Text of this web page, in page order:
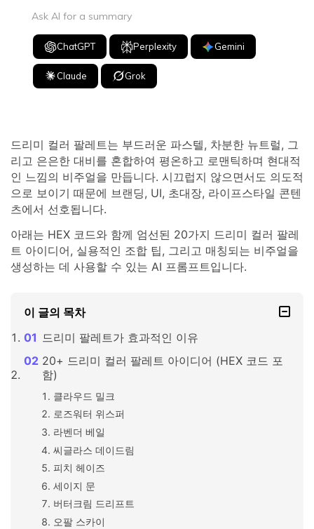
Ask AI for a summary
ChatGPT Perplexity Gemini
Claude Grok
드리미 컬러 팔레트는 부드러운 파스텔, 차분한 뉴트럴, 그
리고 은은한 대비를 혼합하여 평온하고 로맨틱하며 현대적
인 느낌의 비주얼을 만듭니다. 시끄럽지 않으면서도 의도적
으로 보이기 때문에 브랜딩, UI, 초대장, 라이프스타일 콘텐
츠에서 선호됩니다.
아래는 HEX 코드와 함께 엄선된 20가지 드리미 컬러 팔레
트 아이디어, 실용적인 조합 팁, 그리고 매칭되는 비주얼을
생성하는 데 사용할 수 있는 AI 프롬프트입니다.
이 글의 목차
드리미 팔레트가 효과적인 이유
20+ 드리미 컬러 팔레트 아이디어 (HEX 코드 포
함)
클라우드 밀크
로즈워터 위스퍼
라벤더 베일
씨글라스 데이드림
피치 헤이즈
세이지 문
버터크림 드리프트
오팔 스카이